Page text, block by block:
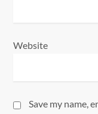
Website
Save my name,